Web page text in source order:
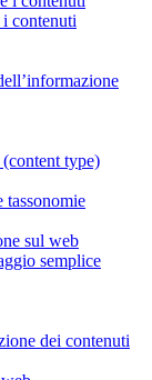
contenuti
type)
tassonomie
sul web
semplice
dei contenuti